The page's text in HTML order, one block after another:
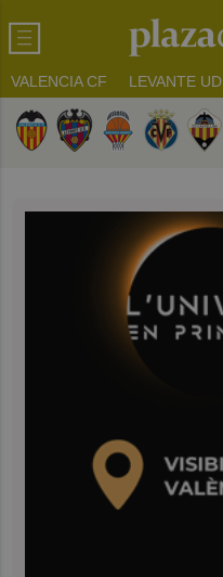
VALENCIA CF LEVANTE UD